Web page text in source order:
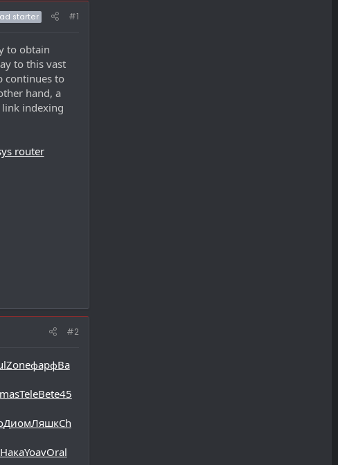
starter #1
to obtain
to this vast
continues to
hand, a
link indexing
router
#2
ZoneфарфBa
TeleBete45
ДиомЛяшкCh
НакаYoavOral